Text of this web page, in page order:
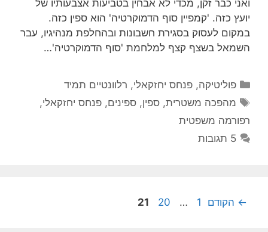
ואני כבר זקן, מכדי לא אבחין בטביעות אצבעותיו של
יועץ כזה. 'קמפיין סוף הדמוקרטיה' הוא ספין כזה.
במקום לעסוק בסגירת חשבונות ובהחלפת מנהיגיו, עבר
השמאל בשצף קצף למלחמת 'סוף הדמוקרטיה'…
קטגוריות
פוליטיקה,פנחס יחזקאלי, רלוונטיים תמיד
תגיות
מהפכה משטרית,ספין,ספינים,פנחס יחזקאלי,
רפורמה משפטית
5 תגובות
← הקודם עמוד
1
… עמוד
20 עמוד
21